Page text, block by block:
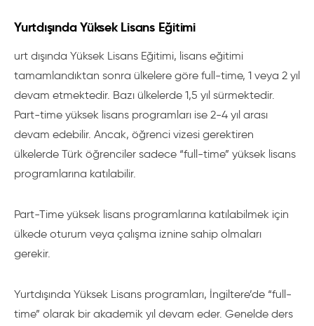
Yurtdışında Yüksek Lisans Eğitimi
urt dışında Yüksek Lisans Eğitimi, lisans eğitimi
tamamlandıktan sonra ülkelere göre full-time, 1 veya 2 yıl
devam etmektedir. Bazı ülkelerde 1,5 yıl sürmektedir.
Part-time yüksek lisans programları ise 2-4 yıl arası
devam edebilir. Ancak, öğrenci vizesi gerektiren
ülkelerde Türk öğrenciler sadece “full-time” yüksek lisans
programlarına katılabilir.
Part-Time yüksek lisans programlarına katılabilmek için
ülkede oturum veya çalışma iznine sahip olmaları
gerekir.
Yurtdışında Yüksek Lisans programları, İngiltere’de “full-
time” olarak bir akademik yıl devam eder. Genelde ders